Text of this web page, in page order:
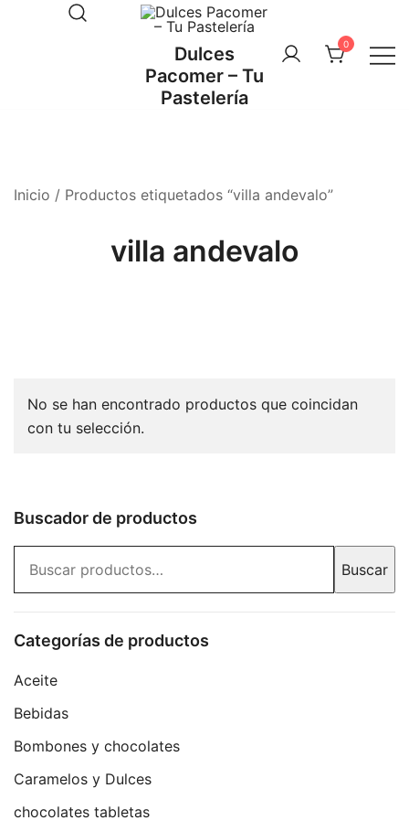
Dulces
Pacomer – Tu
Pastelería
0
Inicio / Productos etiquetados “villa andevalo”
villa andevalo
No se han encontrado productos que coincidan
con tu selección.
Buscador de productos
por:
Buscar
Categorías de productos
Aceite
Bebidas
Bombones y chocolates
Caramelos y Dulces
chocolates tabletas